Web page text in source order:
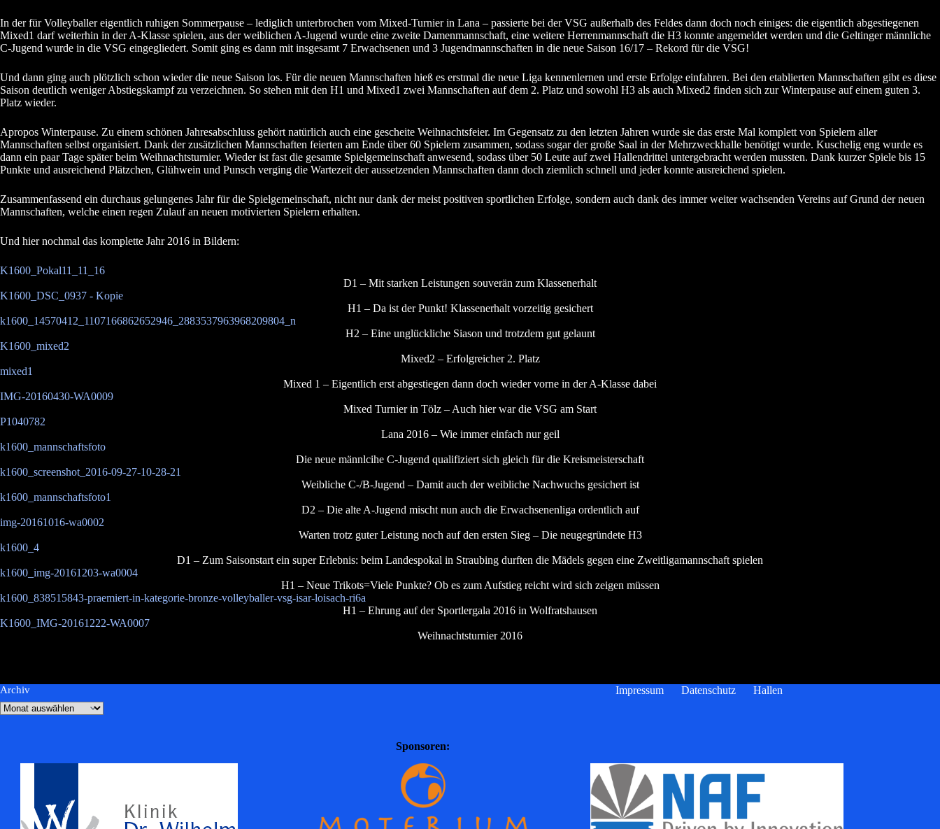
In der für Volleyballer eigentlich ruhigen Sommerpause – lediglich unterbrochen vom Mixed-Turnier in Lana – passierte bei der VSG außerhalb des Feldes dann doch noch einiges: die eigentlich abgestiegenen
Mixed1 darf weiterhin in der A-Klasse spielen, aus der weiblichen A-Jugend wurde eine zweite Damenmannschaft, eine weitere Herrenmannschaft die H3 konnte angemeldet werden und die Geltinger männliche
C-Jugend wurde in die VSG eingegliedert. Somit ging es dann mit insgesamt 7 Erwachsenen und 3 Jugendmannschaften in die neue Saison 16/17 – Rekord für die VSG!
Und dann ging auch plötzlich schon wieder die neue Saison los. Für die neuen Mannschaften hieß es erstmal die neue Liga kennenlernen und erste Erfolge einfahren. Bei den etablierten Mannschaften gibt es diese
Saison deutlich weniger Abstiegskampf zu verzeichnen. So stehen mit den H1 und Mixed1 zwei Mannschaften auf dem 2. Platz und sowohl H3 als auch Mixed2 finden sich zur Winterpause auf einem guten 3.
Platz wieder.
Apropos Winterpause. Zu einem schönen Jahresabschluss gehört natürlich auch eine gescheite Weihnachtsfeier. Im Gegensatz zu den letzten Jahren wurde sie das erste Mal komplett von Spielern aller
Mannschaften selbst organisiert. Dank der zusätzlichen Mannschaften feierten am Ende über 60 Spielern zusammen, sodass sogar der große Saal in der Mehrzweckhalle benötigt wurde. Kuschelig eng wurde es
dann ein paar Tage später beim Weihnachtsturnier. Wieder ist fast die gesamte Spielgemeinschaft anwesend, sodass über 50 Leute auf zwei Hallendrittel untergebracht werden mussten. Dank kurzer Spiele bis 15
Punkte und ausreichend Plätzchen, Glühwein und Punsch verging die Wartezeit der aussetzenden Mannschaften dann doch ziemlich schnell und jeder konnte ausreichend spielen.
Zusammenfassend ein durchaus gelungenes Jahr für die Spielgemeinschaft, nicht nur dank der meist positiven sportlichen Erfolge, sondern auch dank des immer weiter wachsenden Vereins auf Grund der neuen
Mannschaften, welche einen regen Zulauf an neuen motivierten Spielern erhalten.
Und hier nochmal das komplette Jahr 2016 in Bildern:
K1600_Pokal11_11_16
D1 – Mit starken Leistungen souverän zum Klassenerhalt
K1600_DSC_0937 - Kopie
H1 – Da ist der Punkt! Klassenerhalt vorzeitig gesichert
k1600_14570412_1107166862652946_2883537963968209804_n
H2 – Eine unglückliche Siason und trotzdem gut gelaunt
K1600_mixed2
Mixed2 – Erfolgreicher 2. Platz
mixed1
Mixed 1 – Eigentlich erst abgestiegen dann doch wieder vorne in der A-Klasse dabei
IMG-20160430-WA0009
Mixed Turnier in Tölz – Auch hier war die VSG am Start
P1040782
Lana 2016 – Wie immer einfach nur geil
k1600_mannschaftsfoto
Die neue männlcihe C-Jugend qualifiziert sich gleich für die Kreismeisterschaft
k1600_screenshot_2016-09-27-10-28-21
Weibliche C-/B-Jugend – Damit auch der weibliche Nachwuchs gesichert ist
k1600_mannschaftsfoto1
D2 – Die alte A-Jugend mischt nun auch die Erwachsenenliga ordentlich auf
img-20161016-wa0002
Warten trotz guter Leistung noch auf den ersten Sieg – Die neugegründete H3
k1600_4
D1 – Zum Saisonstart ein super Erlebnis: beim Landespokal in Straubing durften die Mädels gegen eine Zweitligamannschaft spielen
k1600_img-20161203-wa0004
H1 – Neue Trikots=Viele Punkte? Ob es zum Aufstieg reicht wird sich zeigen müssen
k1600_838515843-praemiert-in-kategorie-bronze-volleyballer-vsg-isar-loisach-ri6a
H1 – Ehrung auf der Sportlergala 2016 in Wolfratshausen
K1600_IMG-20161222-WA0007
Weihnachtsturnier 2016
Archiv
Sponsoren:
Impressum Datenschutz Hallen